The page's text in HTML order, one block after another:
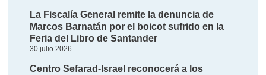
La Fiscalía General remite la denuncia de
Marcos Barnatán por el boicot sufrido en la
Feria del Libro de Santander
30 julio 2026
Centro Sefarad-Israel reconocerá a los